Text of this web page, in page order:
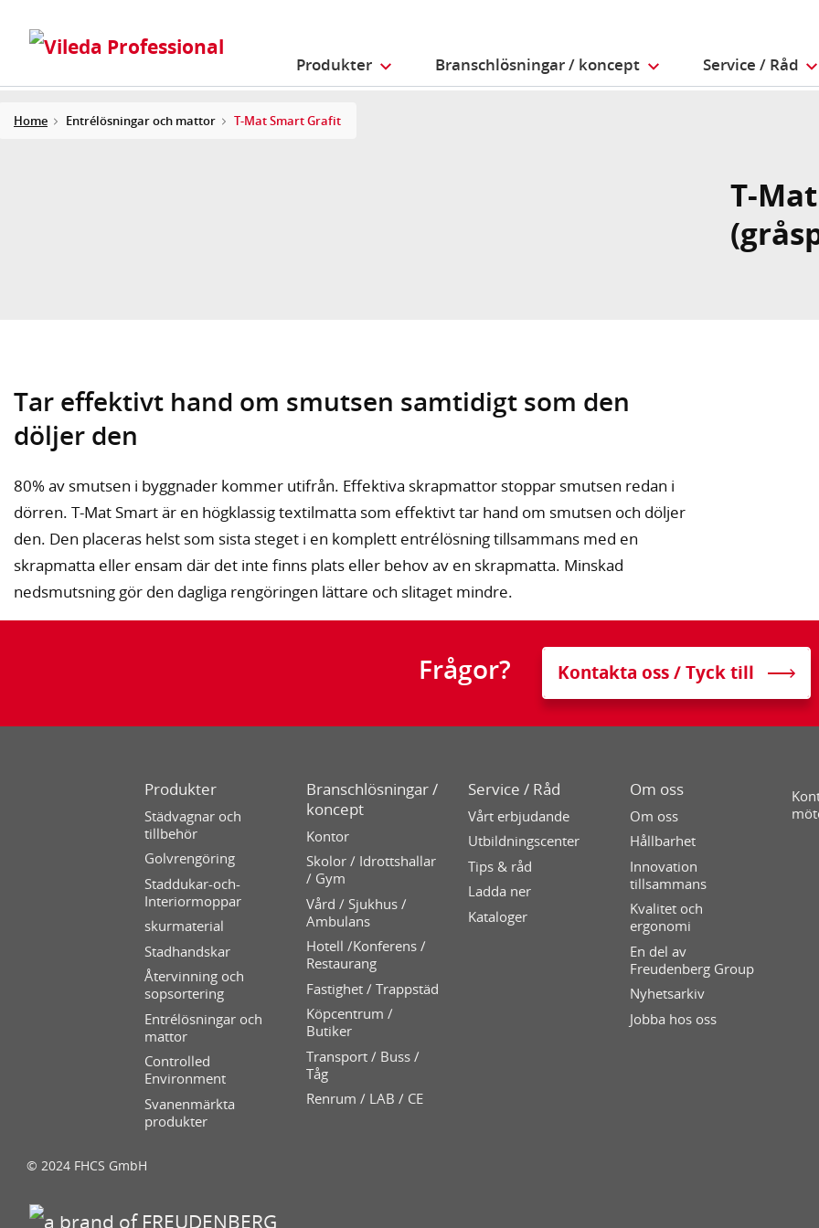
Produkter Branschlösningar / koncept Service / Råd
Home Entrélösningar och mattor T-Mat Smart Grafit
T-
Tar effektivt hand om smutsen samtidigt som den
döljer den
80% av smutsen i byggnader kommer utifrån. Effektiva skrapmattor stoppar smutsen redan i
dörren. T-Mat Smart är en högklassig textilmatta som effektivt tar hand om smutsen och döljer
den. Den placeras helst som sista steget i en komplett entrélösning tillsammans med en
skrapmatta eller ensam där det inte finns plats eller behov av en skrapmatta. Minskad
nedsmutsning gör den dagliga rengöringen lättare och slitaget mindre.
Frågor? Kontakta oss / Tyck till
Produkter
Städvagnar och
tillbehör
Golvrengöring
Staddukar-och-
Interiormoppar
skurmaterial
Stadhandskar
Återvinning och
sopsortering
Entrélösningar och
mattor
Controlled
Environment
Svanenmärkta
produkter
Branschlösningar /
koncept
Kontor
Skolor / Idrottshallar
/ Gym
Vård / Sjukhus /
Ambulans
Hotell /Konferens /
Restaurang
Fastighet / Trappstäd
Köpcentrum /
Butiker
Transport / Buss /
Tåg
Renrum / LAB / CE
Service / Råd
Vårt erbjudande
Utbildningscenter
Tips & råd
Ladda ner
Kataloger
Om oss
Om oss
Hållbarhet
Innovation
tillsammans
Kvalitet och
ergonomi
En del av
Freudenberg Group
Nyhetsarkiv
Jobba hos oss
© 2024 FHCS GmbH